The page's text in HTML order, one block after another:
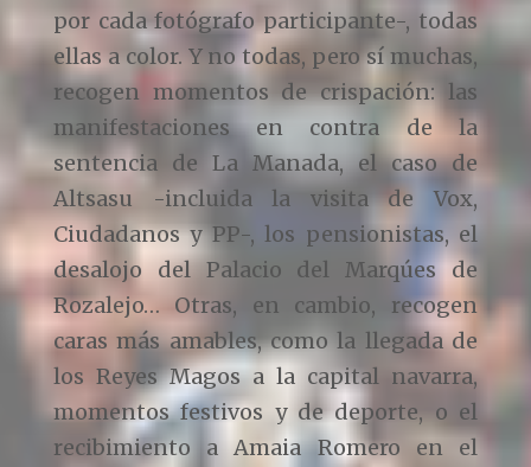
por cada fotógrafo participante-, todas
ellas a color. Y no todas, pero sí muchas,
recogen momentos de crispación: las
manifestaciones en contra de la
sentencia de La Manada, el caso de
Altsasu -incluida la visita de Vox,
Ciudadanos y PP-, los pensionistas, el
desalojo del Palacio del Marqúes de
Rozalejo… Otras, en cambio, recogen
caras más amables, como la llegada de
los Reyes Magos a la capital navarra,
momentos festivos y de deporte, o el
recibimiento a Amaia Romero en el